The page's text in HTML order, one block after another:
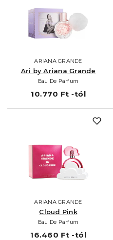
ARIANA GRANDE
Ari by Ariana Grande
Eau De Parfum
10.770 Ft -tól
ARIANA GRANDE
Cloud Pink
Eau De Parfum
16.460 Ft -tól